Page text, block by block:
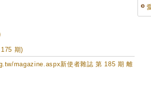
期)
magazine.aspx新使者雜誌 第 185 期 離